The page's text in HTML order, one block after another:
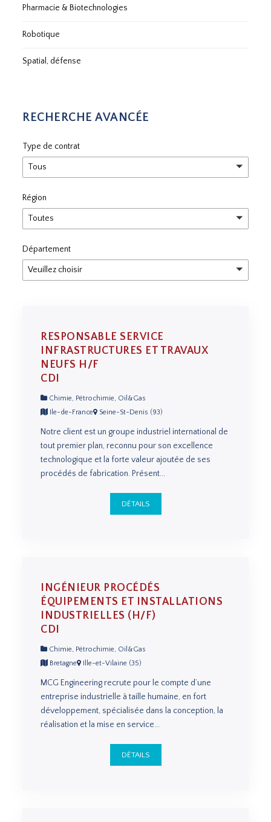
Pharmacie & Biotechnologies
Robotique
Spatial, défense
RECHERCHE AVANCÉE
Type de contrat
Tous
Région
Toutes
Département
Veuillez choisir
RESPONSABLE SERVICE
INFRASTRUCTURES ET TRAVAUX
NEUFS H/F
CDI
Chimie, Pétrochimie, Oil&Gas
Ile-de-France
Seine-St-Denis (93)
Notre client est un groupe industriel international de
tout premier plan, reconnu pour son excellence
technologique et la forte valeur ajoutée de ses
procédés de fabrication. Présent...
DÉTAILS
INGÉNIEUR PROCÉDÉS
ÉQUIPEMENTS ET INSTALLATIONS
INDUSTRIELLES (H/F)
CDI
Chimie, Pétrochimie, Oil&Gas
Bretagne
Ille-et-Vilaine (35)
MCG Engineering recrute pour le compte d’une
entreprise industrielle à taille humaine, en fort
développement, spécialisée dans la conception, la
réalisation et la mise en service...
DÉTAILS